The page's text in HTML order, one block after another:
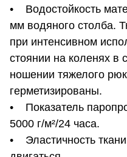
• Водостойкость
мм водяного столба.
при интенсивном
стоянии на коленях в
ношении тяжелого
герметизированы.
• Показатель
5000 г/м²/24 часа.
• Эластичность